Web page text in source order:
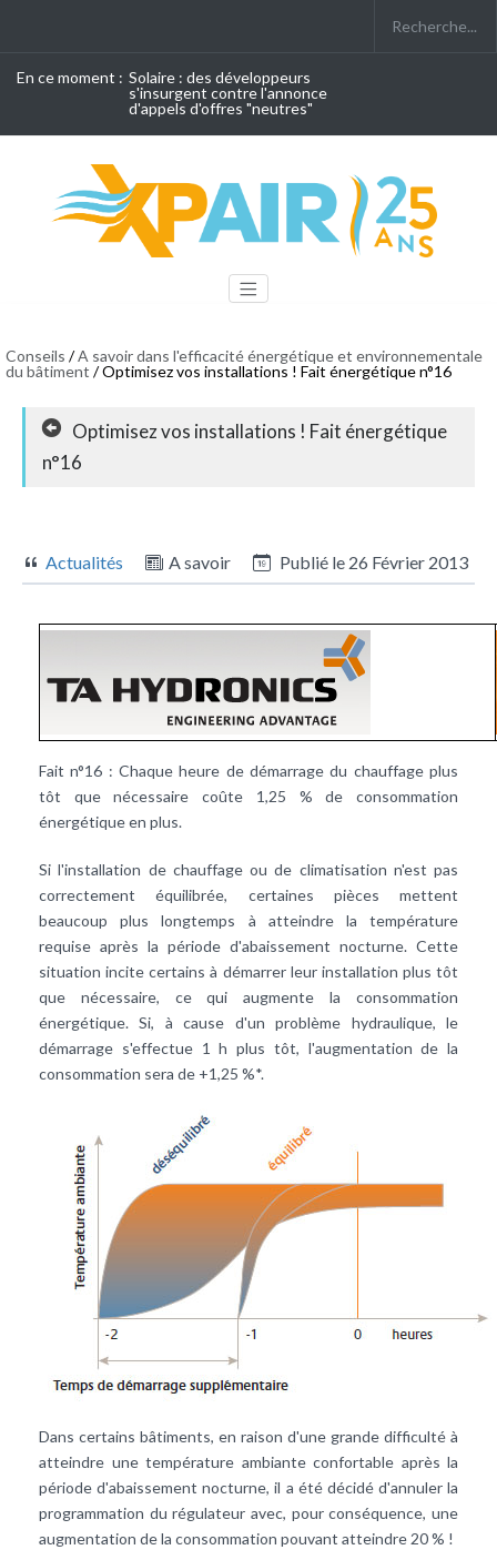
En ce moment : Solaire : des développeurs
s'insurgent contre l'annonce
d'appels d'offres "neutres"
Conseils /A savoir dans l'efficacité énergétique et environnementale
du bâtiment / Optimisez vos installations ! Fait énergétique n°16
Optimisez vos installations ! Fait énergétique
n°16
Actualités A savoir Publié le 26 Février 2013
Fait n°16 : Chaque heure de démarrage du chauffage plus
tôt que nécessaire coûte 1,25 % de consommation
énergétique en plus.
Si l'installation de chauffage ou de climatisation n'est pas
correctement équilibrée, certaines pièces mettent
beaucoup plus longtemps à atteindre la température
requise après la période d'abaissement nocturne. Cette
situation incite certains à démarrer leur installation plus tôt
que nécessaire, ce qui augmente la consommation
énergétique. Si, à cause d'un problème hydraulique, le
démarrage s'effectue 1 h plus tôt, l'augmentation de la
consommation sera de +1,25 %*.
Dans certains bâtiments, en raison d'une grande difficulté à
atteindre une température ambiante confortable après la
période d'abaissement nocturne, il a été décidé d'annuler la
programmation du régulateur avec, pour conséquence, une
augmentation de la consommation pouvant atteindre 20 % !